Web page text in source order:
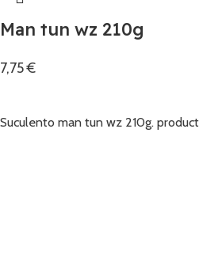
Man tun wz 210g
7,75€
Suculento man tun wz 210g.